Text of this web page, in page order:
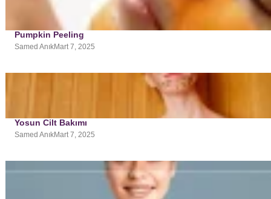
Pumpkin Peeling
Samed AnıkMart 7, 2025
Yosun Cilt Bakımı
Samed AnıkMart 7, 2025